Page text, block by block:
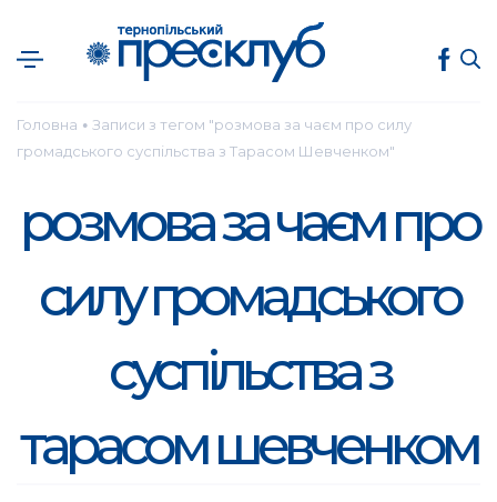
Головна ● Записи з тегом "розмова за чаєм про силу
громадського суспільства з Тарасом Шевченком"
розмова за чаєм про
силу громадського
суспільства з
тарасом шевченком